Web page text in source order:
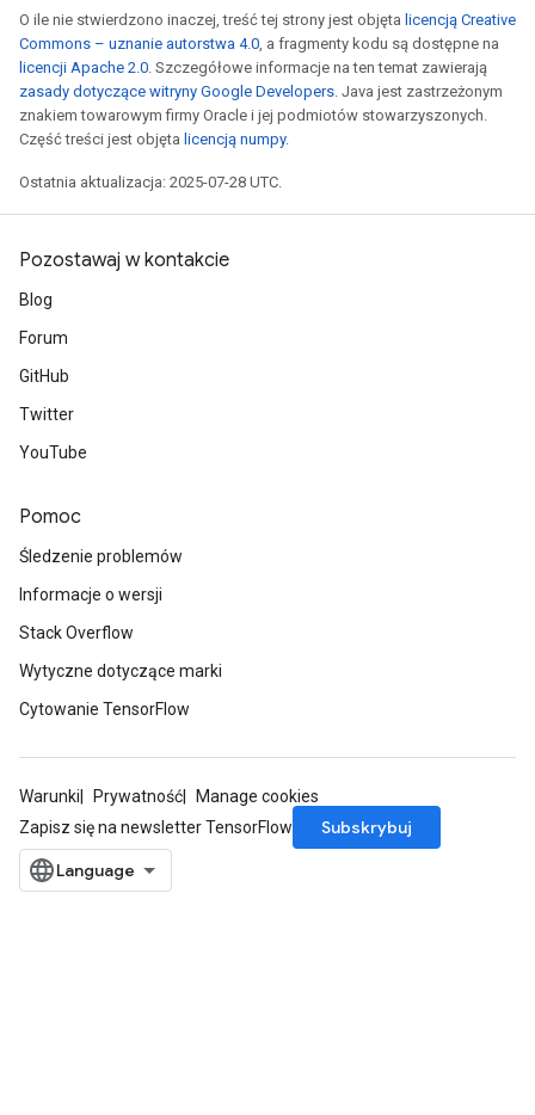
O ile nie stwierdzono inaczej, treść tej strony jest objęta licencją Creative
Commons – uznanie autorstwa 4.0, a fragmenty kodu są dostępne na
licencji Apache 2.0. Szczegółowe informacje na ten temat zawierają
zasady dotyczące witryny Google Developers. Java jest zastrzeżonym
znakiem towarowym firmy Oracle i jej podmiotów stowarzyszonych.
Część treści jest objęta licencją numpy.
Ostatnia aktualizacja: 2025-07-28 UTC.
Pozostawaj w kontakcie
Blog
Forum
GitHub
Twitter
YouTube
Pomoc
Śledzenie problemów
Informacje o wersji
Stack Overflow
Wytyczne dotyczące marki
Cytowanie TensorFlow
Warunki Prywatność
Manage cookies
Zapisz się na newsletter TensorFlow
Subskrybuj